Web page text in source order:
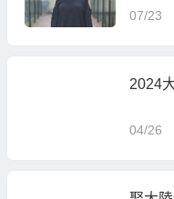
07/23
2024
04/26